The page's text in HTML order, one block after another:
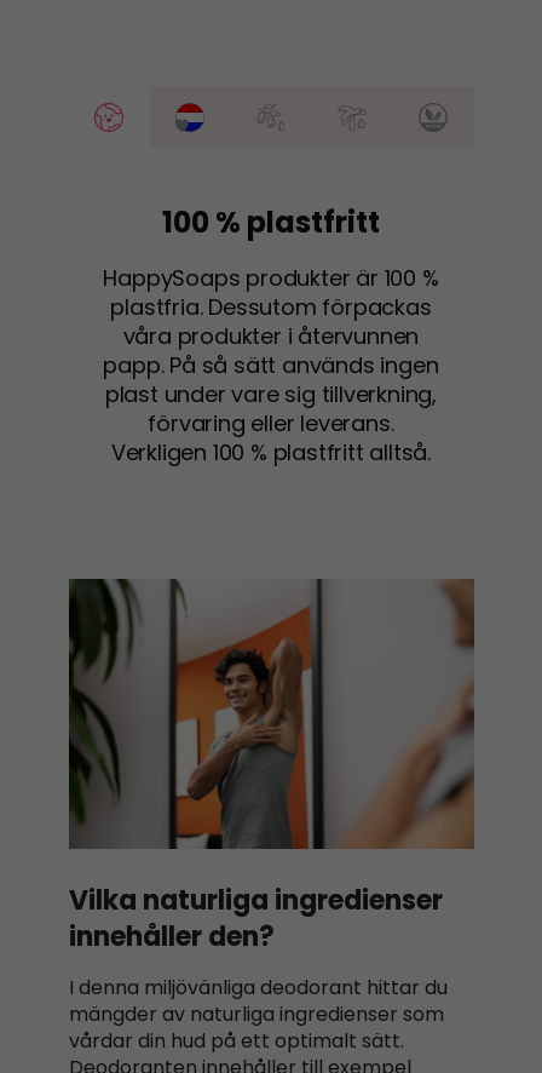
100 % plastfritt
HappySoaps produkter är 100 %
plastfria. Dessutom förpackas
våra produkter i återvunnen
papp. På så sätt används ingen
plast under vare sig tillverkning,
förvaring eller leverans.
Verkligen 100 % plastfritt alltså.
Vilka naturliga ingredienser
innehåller den?
I denna miljövänliga deodorant hittar du
mängder av naturliga ingredienser som
vårdar din hud på ett optimalt sätt.